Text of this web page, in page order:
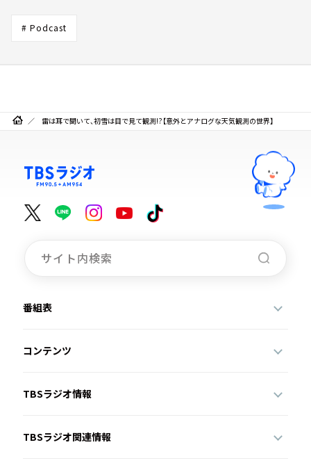
# Podcast
雷は耳で聞いて、初雪は目で見て観測!?【意外とアナログな天気観測の世界】
番組表
コンテンツ
TBSラジオ情報
TBSラジオ関連情報